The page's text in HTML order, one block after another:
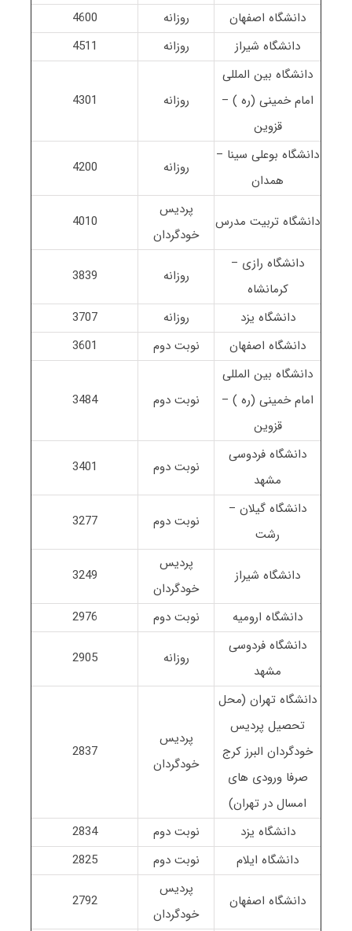
دانشگاه اصفهان روزانه
4600
دانشگاه شیراز
روزانه
4511
دانشگاه بین المللی
امام خمینی (ره ) –
قزوین
روزانه 4301
دانشگاه بوعلی سینا –
همدان
روزانه 4200
دانشگاه تربیت مدرس
پردیس
خودگردان
4010
دانشگاه رازی –
کرمانشاه
روزانه 3839
دانشگاه یزد روزانه
3707
دانشگاه اصفهان
نوبت دوم
3601
دانشگاه بین المللی
امام خمینی (ره ) –
قزوین
نوبت دوم 3484
دانشگاه فردوسی
مشهد
نوبت دوم 3401
دانشگاه گیلان –
رشت
نوبت دوم 3277
دانشگاه شیراز
پردیس
خودگردان
3249
دانشگاه ارومیه نوبت دوم
2976
دانشگاه فردوسی
مشهد
روزانه 2905
دانشگاه تهران (محل
تحصیل پردیس
خودگردان البرز کرج
صرفا ورودی های
امسال در تهران)
پردیس
خودگردان
2837
دانشگاه یزد نوبت دوم
2834
دانشگاه ایلام
نوبت دوم 2825
دانشگاه اصفهان
پردیس
خودگردان
2792